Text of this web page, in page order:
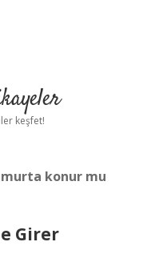
keşfet!
konur mu
Girer